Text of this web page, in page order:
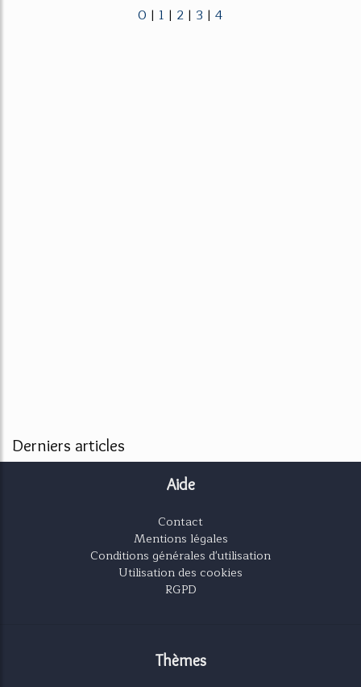
0 | 1 | 2 | 3 | 4
Derniers articles
Aide
Contact
Mentions légales
Conditions générales d'utilisation
Utilisation des cookies
RGPD
Thèmes